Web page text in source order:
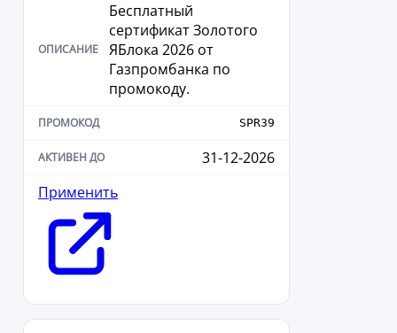
Бесплатный
сертификат Золотого
ЯБлока 2026 от
Газпромбанка по
промокоду.
SPR39
31-12-2026
Применить